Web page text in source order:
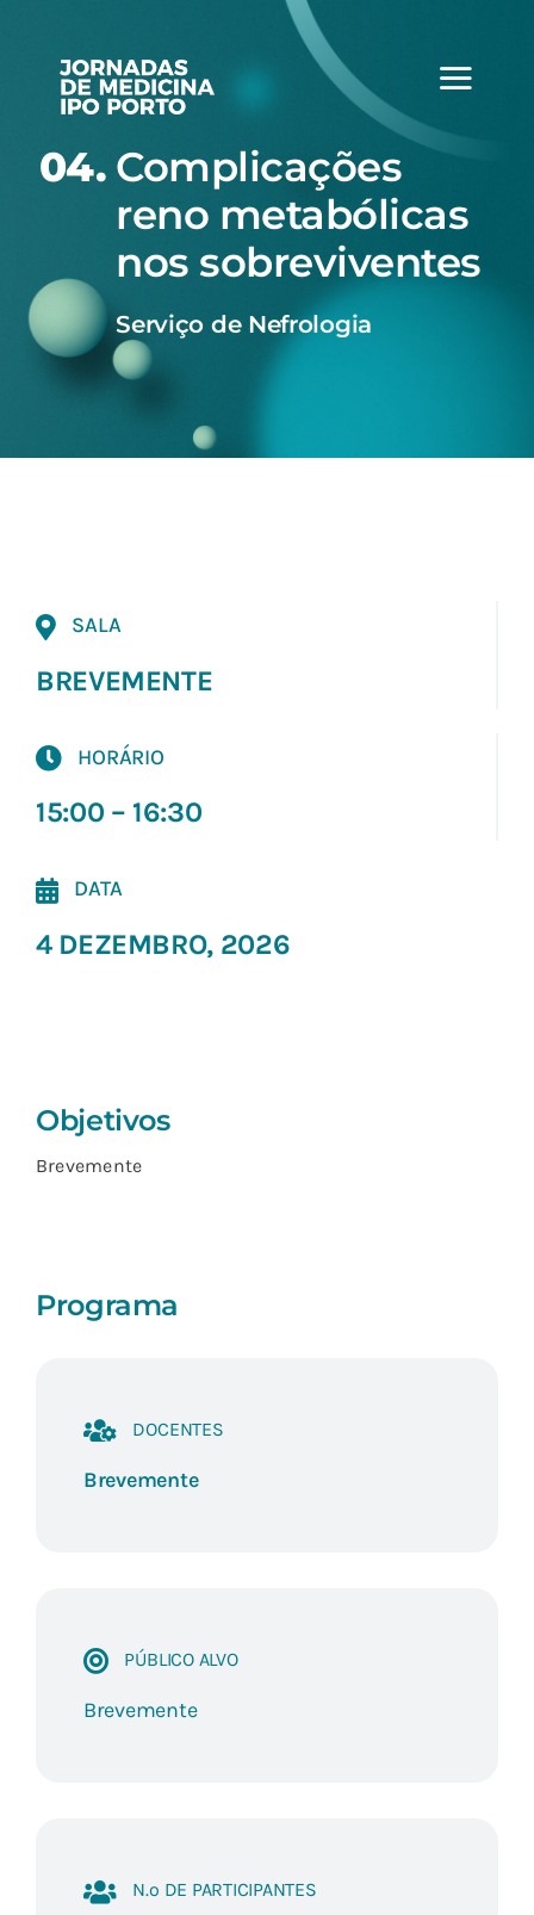
content
04. Complicações
reno metabólicas
nos sobreviventes
Serviço de Nefrologia
SALA
BREVEMENTE
HORÁRIO
15:00 – 16:30
DATA
4 DEZEMBRO, 2026
Objetivos
Brevemente
Programa
DOCENTES
Brevemente
PÚBLICO ALVO
Brevemente
N.º DE PARTICIPANTES